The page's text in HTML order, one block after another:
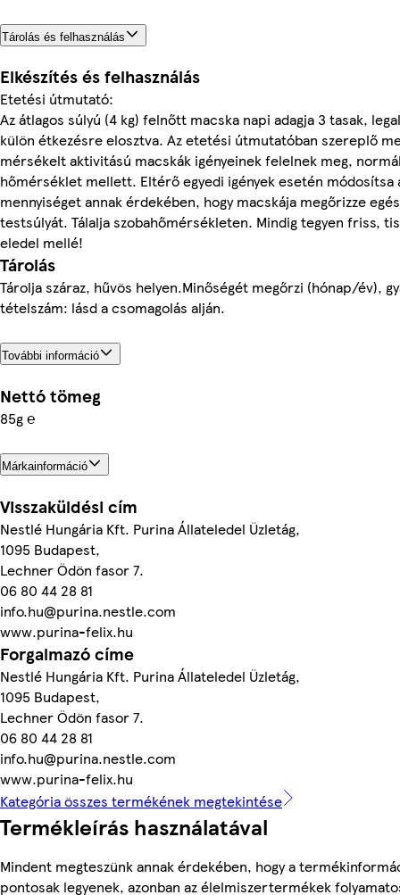
Tárolás és felhasználás
Elkészítés és felhasználás
Etetési útmutató:
Az átlagos súlyú (4 kg) felnőtt macska napi adagja 3 tasak,
külön étkezésre elosztva. Az etetési útmutatóban szereplő
mérsékelt aktivitású macskák igényeinek felelnek meg,
hőmérséklet mellett. Eltérő egyedi igények esetén módosítsa
mennyiséget annak érdekében, hogy macskája megőrizze
testsúlyát. Tálalja szobahőmérsékleten. Mindig tegyen friss,
eledel mellé!
Tárolás
Tárolja száraz, hűvös helyen.Minőségét megőrzi (hónap/év),
tételszám: lásd a csomagolás alján.
További információ
Nettó tömeg
85g ℮
Márkainformáció
Visszaküldési cím
Nestlé Hungária Kft. Purina Állateledel Üzletág,
1095 Budapest,
Lechner Ödön fasor 7.
06 80 44 28 81
info.hu@purina.nestle.com
www.purina-felix.hu
Forgalmazó címe
Nestlé Hungária Kft. Purina Állateledel Üzletág,
1095 Budapest,
Lechner Ödön fasor 7.
06 80 44 28 81
info.hu@purina.nestle.com
www.purina-felix.hu
Kategória összes termékének megtekintése
Termékleírás használatával
Mindent megteszünk annak érdekében, hogy a
pontosak legyenek, azonban az élelmiszertermékek